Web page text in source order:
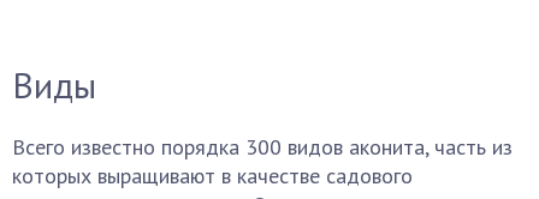
Виды
Всего известно порядка 300 видов аконита, часть из
которых выращивают в качестве садового